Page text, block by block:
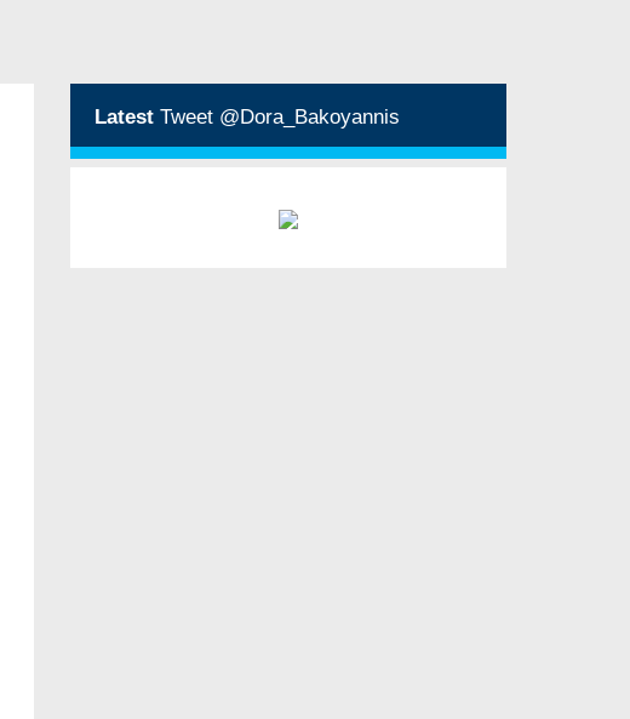
Latest Tweet @Dora_Bakoyannis